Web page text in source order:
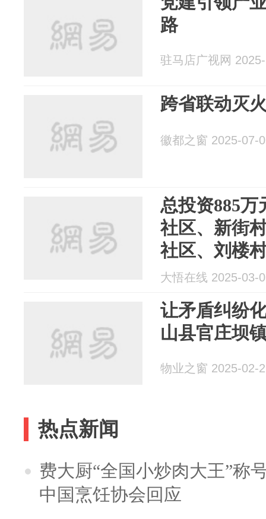
路
驻马店广视网
跨省联动灭
徽都之窗 2025-07-
总投资885
社区、新街
社区、刘楼
村、汪城
大悟在线 2025-03-
让矛盾纠纷
山县官庄坝
物业之窗 2025-02-
热点新闻
费大厨“全国小炒肉大王”称
中国烹饪协会回应